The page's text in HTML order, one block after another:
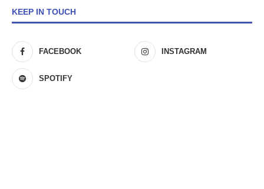
KEEP IN TOUCH
FACEBOOK INSTAGRAM
SPOTIFY